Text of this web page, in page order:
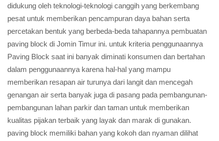
didukung oleh teknologi-teknologi canggih yang berkembang
pesat untuk memberikan pencampuran daya bahan serta
percetakan bentuk yang berbeda-beda tahapannya pembuatan
paving block di Jomin Timur ini. untuk kriteria penggunaannya
Paving Block saat ini banyak diminati konsumen dan bertahan
dalam penggunaannya karena hal-hal yang mampu
memberikan resapan air turunya dari langit dan mencegah
genangan air serta banyak juga di pasang pada pembangunan-
pembangunan lahan parkir dan taman untuk memberikan
kualitas pijakan terbaik yang layak dan marak di gunakan.
paving block memiliki bahan yang kokoh dan nyaman dilihat